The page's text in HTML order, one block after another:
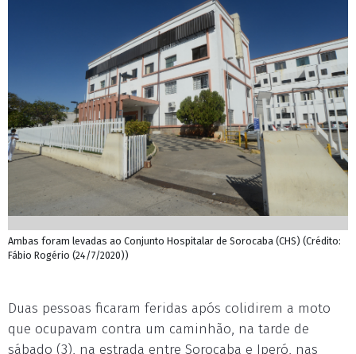
Ambas foram levadas ao Conjunto Hospitalar de Sorocaba (CHS) (Crédito:
Fábio Rogério (24/7/2020))
Duas pessoas ficaram feridas após colidirem a moto
que ocupavam contra um caminhão, na tarde de
sábado (3), na estrada entre Sorocaba e Iperó, nas